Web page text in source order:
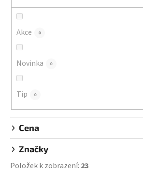
Akce 0
Novinka 0
Tip 0
Cena
Značky
Položek k zobrazení: 23